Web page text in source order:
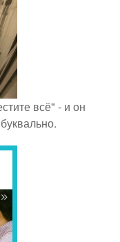
всё" - и он